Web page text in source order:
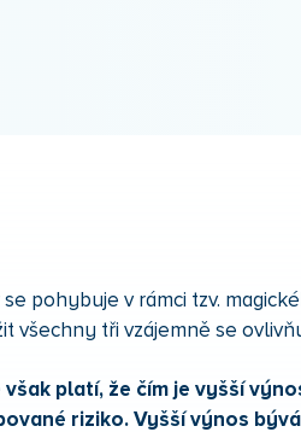
se pohybuje v rámci tzv.
všechny tři vzájemně se
však platí, že čím je vyšší
riziko. Vyšší výnos